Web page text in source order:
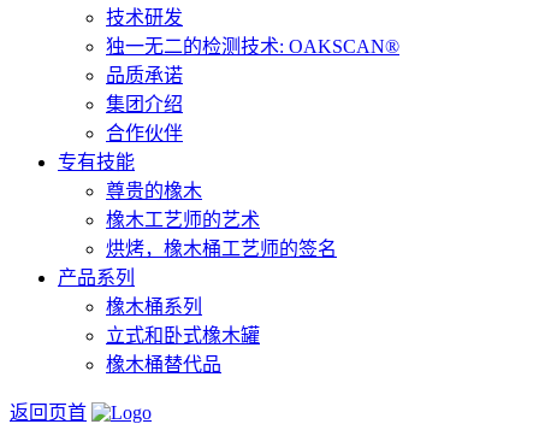
技术研发
独一无二的检测技术: OAKSCAN®
品质承诺
集团介绍
合作伙伴
专有技能
尊贵的橡木
橡木工艺师的艺术
烘烤，橡木桶工艺师的签名
产品系列
橡木桶系列
立式和卧式橡木罐
橡木桶替代品
返回页首